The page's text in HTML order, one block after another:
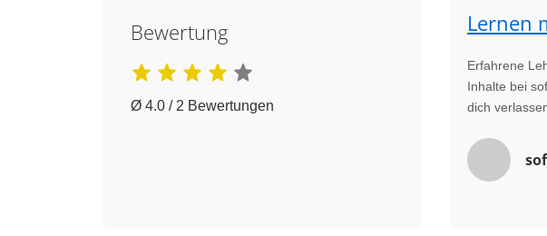
Bewertung
Ø 4.0 / 2 Bewertungen
Lernen
Erfahrene
Inhalte bei
dich